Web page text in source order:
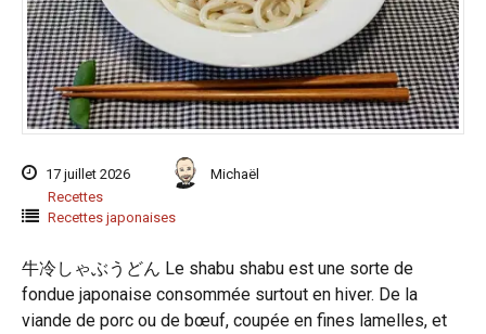
17 juillet 2026
Michaël
Recettes
Recettes japonaises
牛冷しゃぶうどん Le shabu shabu est une sorte de
fondue japonaise consommée surtout en hiver. De la
viande de porc ou de bœuf, coupée en fines lamelles, et